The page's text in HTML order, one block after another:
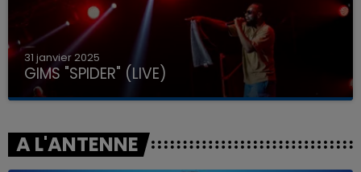
31 janvier 2025
GIMS "SPIDER" (LIVE)
A L'ANTENNE